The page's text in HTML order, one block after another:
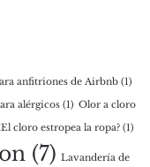
anfitriones de Airbnb (1)
alérgicos (1) Olor a cloro
cloro estropea la ropa? (1)
(7) Lavandería de